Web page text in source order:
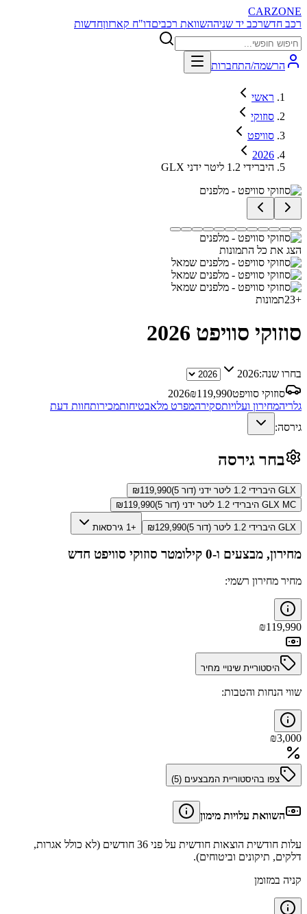
CARZONE
רכב חדשרכב יד שניההשוואת רכביםדו"ח קארזוןחדשות
הרשמה/התחברות
ראשי
סוזוקי
סוויפט
2026
GLX היברידי 1.2 ליטר ידני
הצג את כל התמונות
+
23תמונות
סוזוקי סוויפט 2026
בחרו שנה:2026
סוזוקי סוויפט
2026₪119,990
גלריהמחירון ועלויותסקירהמפרט מלאבטיחותמכירותחוות דעת
גירסה:
בחר גירסה
GLX היברידי 1.2 ליטר ידני (דור 5) ₪119,990
GLX MC היברידי 1.2 ליטר ידני (דור 5)
₪119,990
GLX היברידי 1.2 ליטר (דור 5) ₪129,990 +1 גירסאות
מחירון, מבצעים ו-0 קילומטר סוזוקי סוויפט חדש
מחיר מחירון רשמי:
₪119,990
היסטוריית שינויי מחיר
שווי הנחות והטבות:
₪3,000
צפו בהיסטוריית המבצעים (5
)
השוואת עלויות מימון
עלות חודשית הוצאות חודשית על פני 36 חודשים (לא כולל אגרות,
דלקים, תיקונים וביטוחים).
קניה במזומן